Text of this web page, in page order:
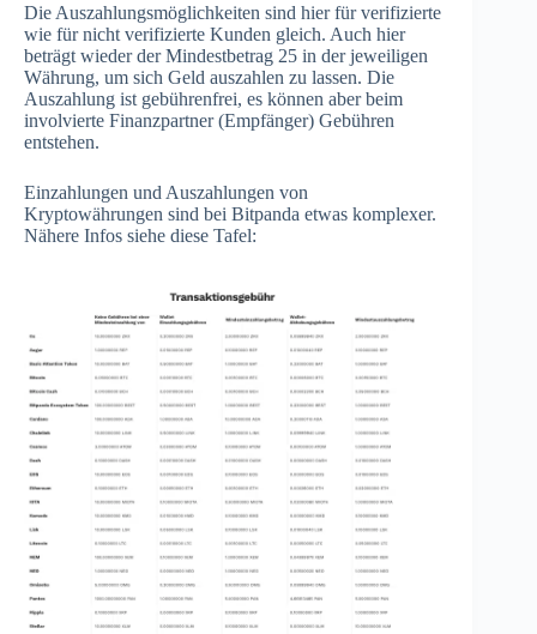
Die Auszahlungsmöglichkeiten sind hier für verifizierte
wie für nicht verifizierte Kunden gleich. Auch hier
beträgt wieder der Mindestbetrag 25 in der jeweiligen
Währung, um sich Geld auszahlen zu lassen. Die
Auszahlung ist gebührenfrei, es können aber beim
involvierte Finanzpartner (Empfänger) Gebühren
entstehen.
Einzahlungen und Auszahlungen von
Kryptowährungen sind bei Bitpanda etwas komplexer.
Nähere Infos siehe diese Tafel: